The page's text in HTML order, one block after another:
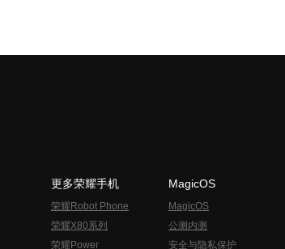
更多荣耀手机
荣耀Robot Phone
荣耀X80系列
荣耀Power
MagicOS
MagicOS
公测内测
安全与隐私保护